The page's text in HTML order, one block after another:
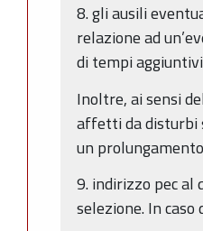
8. gli ausili
relazione ad
di tempi
Inoltre, ai sensi
affetti da disturbi
un
9. indirizzo pec al
selezione. In